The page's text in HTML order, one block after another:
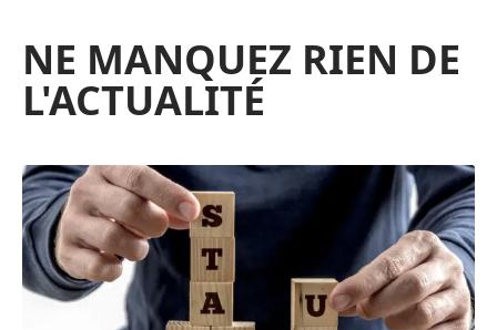
NE MANQUEZ RIEN DE
L'ACTUALITÉ